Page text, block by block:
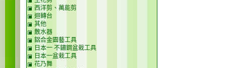
西洋剪、萬能剪
迴轉台
其他
散水器
鋁合金園藝工具
日本一 不鏽鋼盆栽工具
日本一盆栽工具
花乃舞